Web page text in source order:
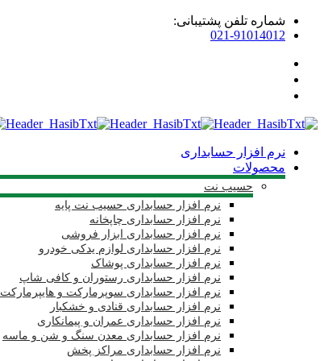
شماره تلفن پشتیبانی:
021-91014012
نرم افزار حسابداری
محصولات
حسیب نت
نرم افزار حسابداری حسیب نت پایه
نرم افزار حسابداری چاپخانه
نرم افزار حسابداری ابزار فروشی
نرم افزار حسابداری لوازم یدکی خودرو
نرم افزار حسابداری پوشاک
نرم افزار حسابداری رستوران و کافی شاپ
نرم افزار حسابداری سوپرمارکت و هایپرمارکت
نرم افزار حسابداری قنادی و خشکبار
نرم افزار حسابداری عمران و پیمانکاری
نرم افزار حسابداری معدن سنگ و شن و ماسه
نرم افزار حسابداری مراکز پخش